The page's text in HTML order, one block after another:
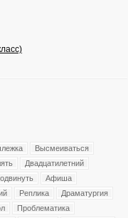
Высмеиваться
Двадцатилетний
Афиша
Реплика
Драматургия
Проблематика